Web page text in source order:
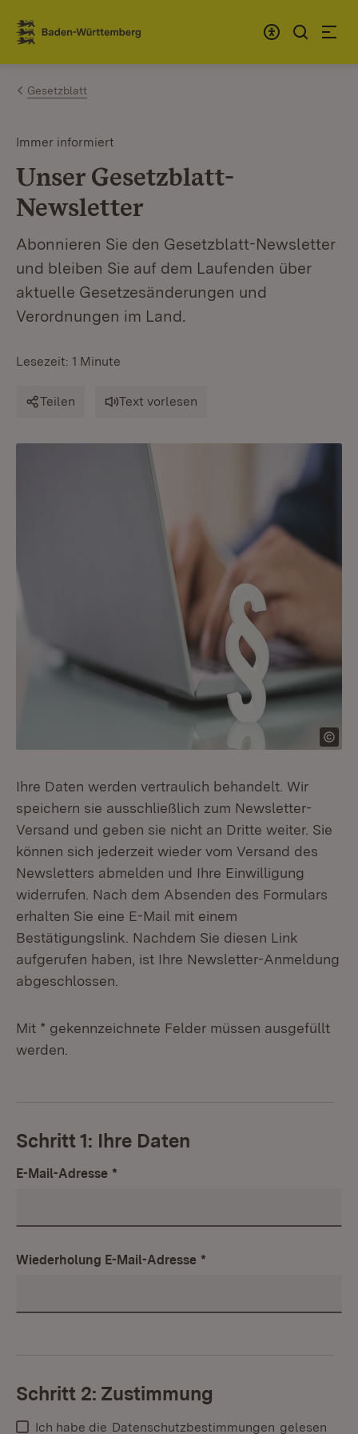
Zum Inhalt springen
Link zur Startseite
Gesetzblatt
Immer informiert
Unser Gesetzblatt-
Newsletter
Abonnieren Sie den Gesetzblatt-Newsletter
und bleiben Sie auf dem Laufenden über
aktuelle Gesetzesänderungen und
Verordnungen im Land.
Lesezeit: 1 Minute
Teilen Text vorlesen
Ihre Daten werden vertraulich behandelt. Wir
speichern sie ausschließlich zum Newsletter-
Versand und geben sie nicht an Dritte weiter. Sie
können sich jederzeit wieder vom Versand des
Newsletters abmelden und Ihre Einwilligung
widerrufen. Nach dem Absenden des Formulars
erhalten Sie eine E-Mail mit einem
Bestätigungslink. Nachdem Sie diesen Link
aufgerufen haben, ist Ihre Newsletter-Anmeldung
abgeschlossen.
Mit * gekennzeichnete Felder müssen ausgefüllt
werden.
Schritt 1: Ihre Daten
E-Mail-Adresse *
Wiederholung E-Mail-Adresse *
Schritt 2: Zustimmung
Ich habe die Datenschutzbestimmungen gelesen